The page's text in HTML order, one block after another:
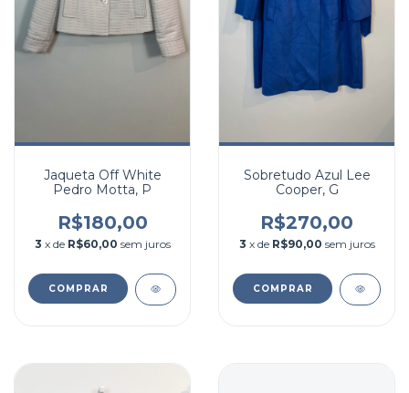
Jaqueta Off White
Pedro Motta, P
R$180,00
3 x de R$60,00 sem juros
COMPRAR
Sobretudo Azul Lee
Cooper, G
R$270,00
3 x de R$90,00 sem juros
COMPRAR